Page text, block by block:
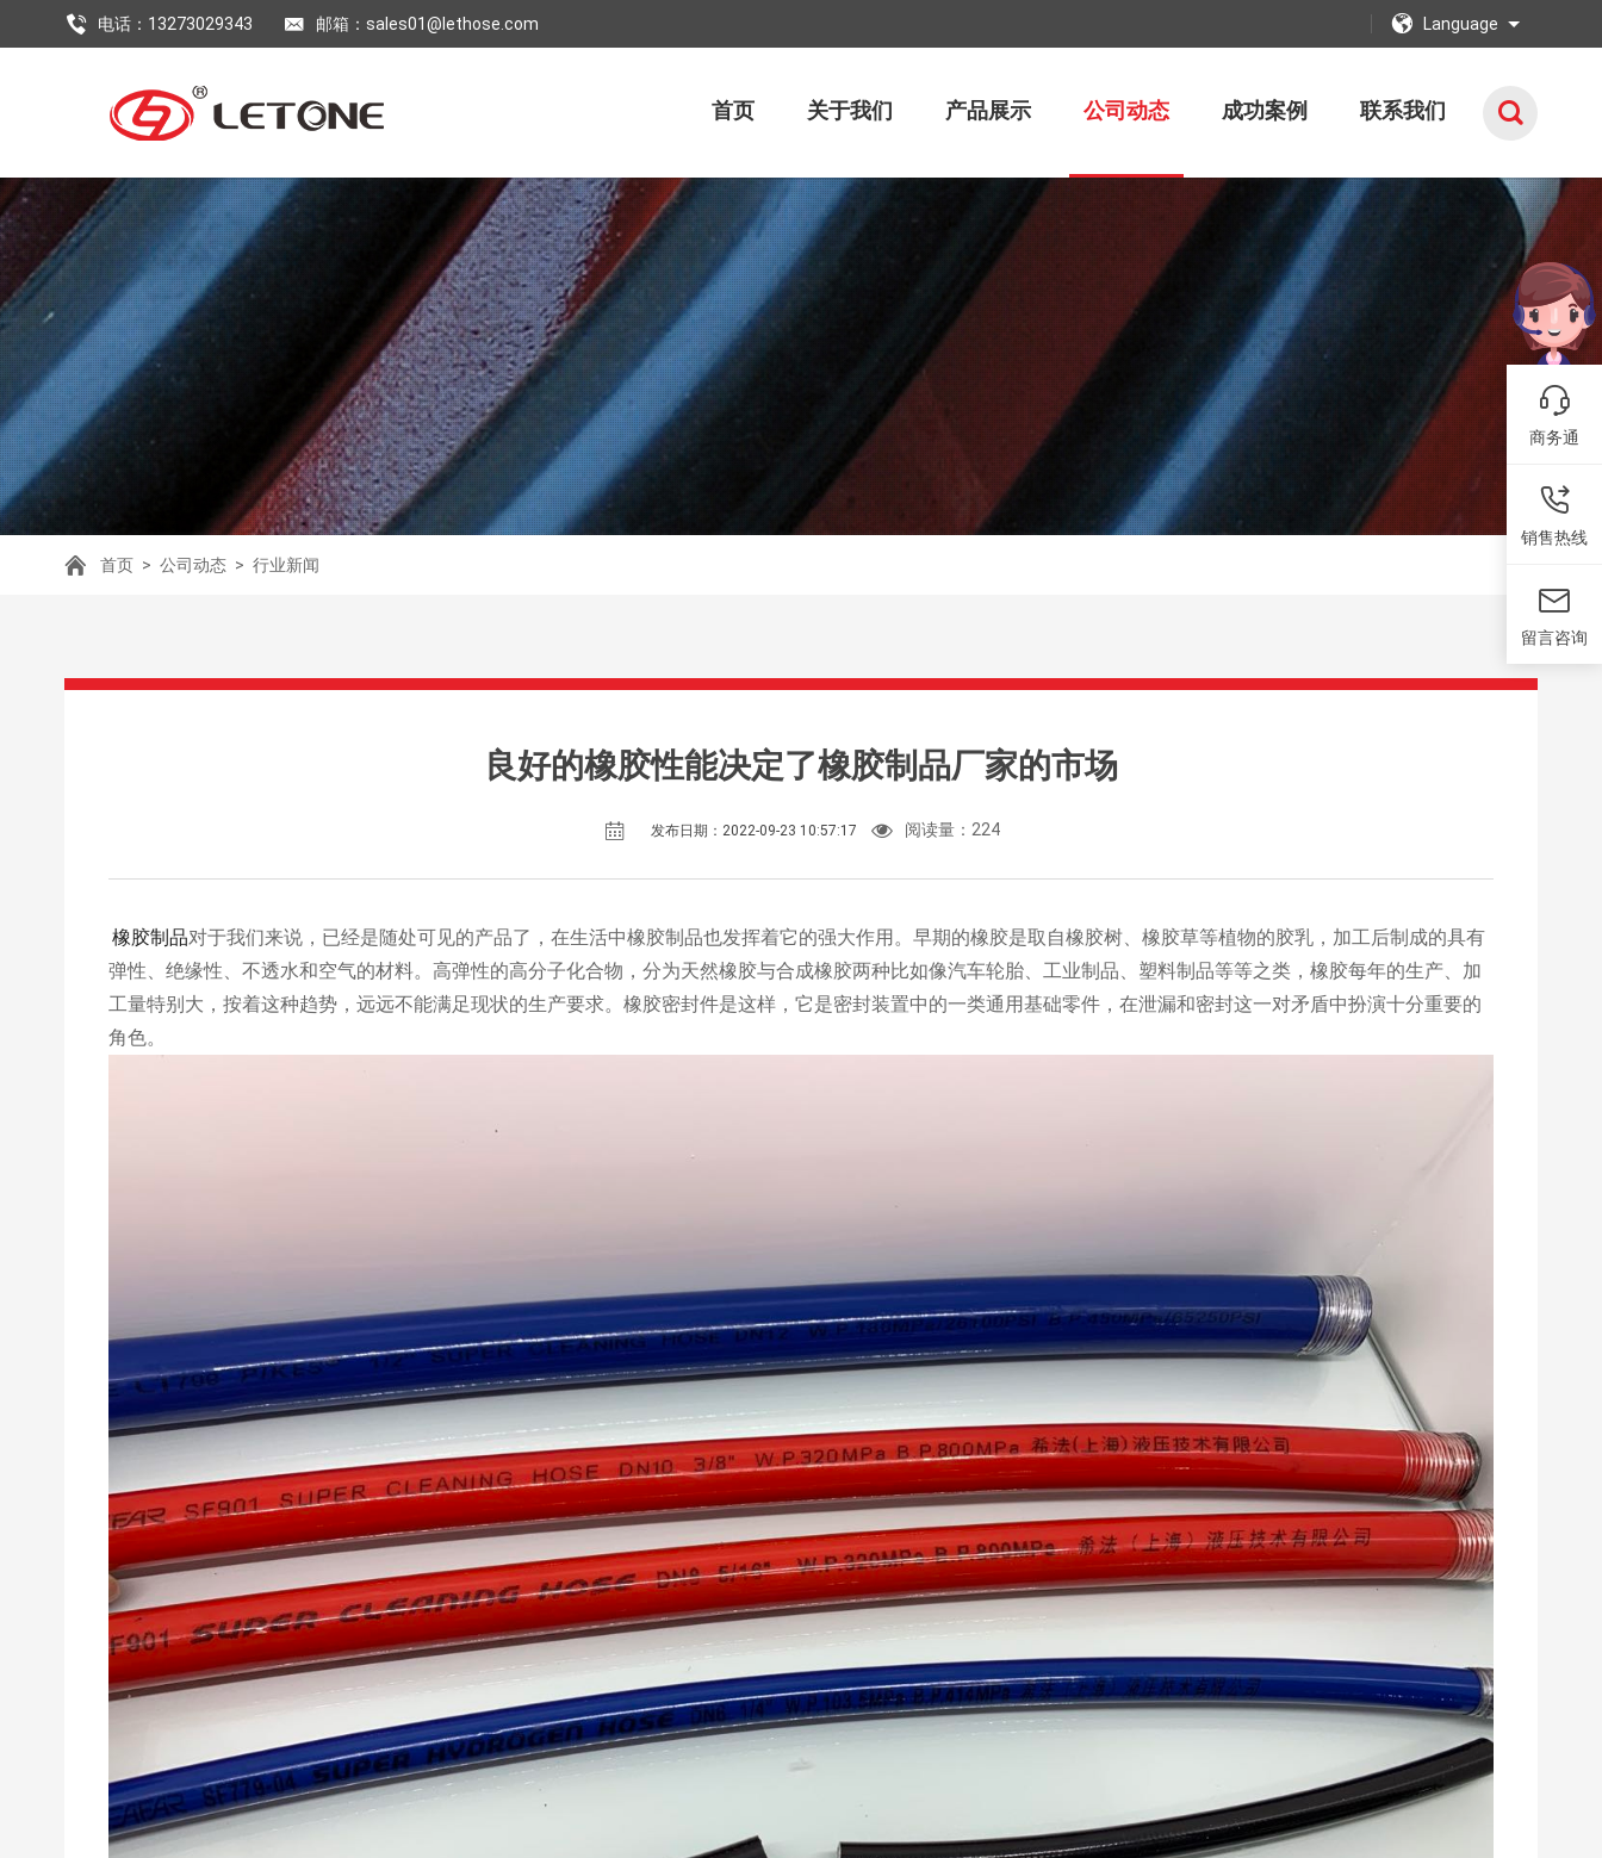
电话：13273029343 邮箱：sales01@lethose.com Language
首页 关于我们 产品展示 公司动态 成功案例 联系我们
首页 > 公司动态 > 行业新闻
良好的橡胶性能决定了橡胶制品厂家的市场
发布日期：2022-09-23 10:57:17 阅读量： 224
橡胶制品对于我们来说，已经是随处可见的产品了，在生活中橡胶制品也发挥着它的强大作用。早期的橡胶是取自橡胶树、橡胶草等植物的胶乳，加工后制成的具有
弹性、绝缘性、不透水和空气的材料。高弹性的高分子化合物，分为天然橡胶与合成橡胶两种比如像汽车轮胎、工业制品、塑料制品等等之类，橡胶每年的生产、加
工量特别大，按着这种趋势，远远不能满足现状的生产要求。橡胶密封件是这样，它是密封装置中的一类通用基础零件，在泄漏和密封这一对矛盾中扮演十分重要的
角色。
商务通
销售热线
留言咨询